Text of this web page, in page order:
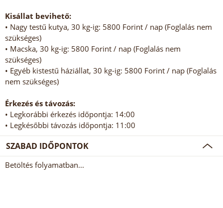
Kisállat bevihető:
• Nagy testű kutya, 30 kg-ig: 5800 Forint / nap (Foglalás nem
szükséges)
• Macska, 30 kg-ig: 5800 Forint / nap (Foglalás nem
szükséges)
• Egyéb kistestű háziállat, 30 kg-ig: 5800 Forint / nap (Foglalás
nem szükséges)
Érkezés és távozás:
• Legkorábbi érkezés időpontja: 14:00
• Legkésőbbi távozás időpontja: 11:00
SZABAD IDŐPONTOK
Betöltés folyamatban...